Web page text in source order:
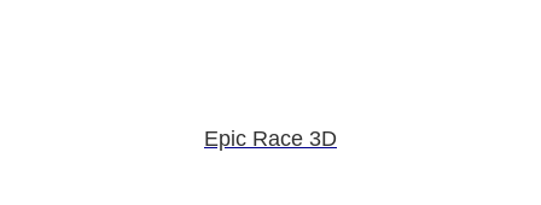
Epic Race 3D